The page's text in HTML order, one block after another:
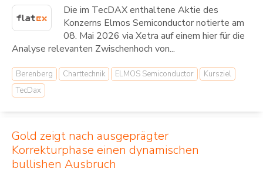
Die im TecDAX enthaltene Aktie des
Konzerns Elmos Semiconductor notierte am
08. Mai 2026 via Xetra auf einem hier für die
Analyse relevanten Zwischenhoch von...
Berenberg Charttechnik ELMOS Semiconductor
Kursziel
TecDax
Gold zeigt nach ausgeprägter
Korrekturphase einen dynamischen
bullishen Ausbruch